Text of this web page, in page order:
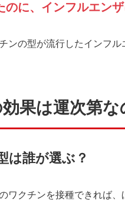
のに、インフルエン
ンの型が流行したインフ
果は運次第な
は誰が選ぶ？
ワクチンを接種できれば、